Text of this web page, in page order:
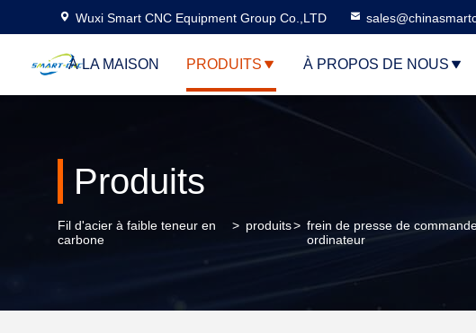
Wuxi Smart CNC Equipment Group Co.,LTD
À LA MAISON PRODUITS À PROPOS DE NOUS
Produits
Fil d'acier à faible teneur en
carbone
> produits> frein de presse de
ordinateur